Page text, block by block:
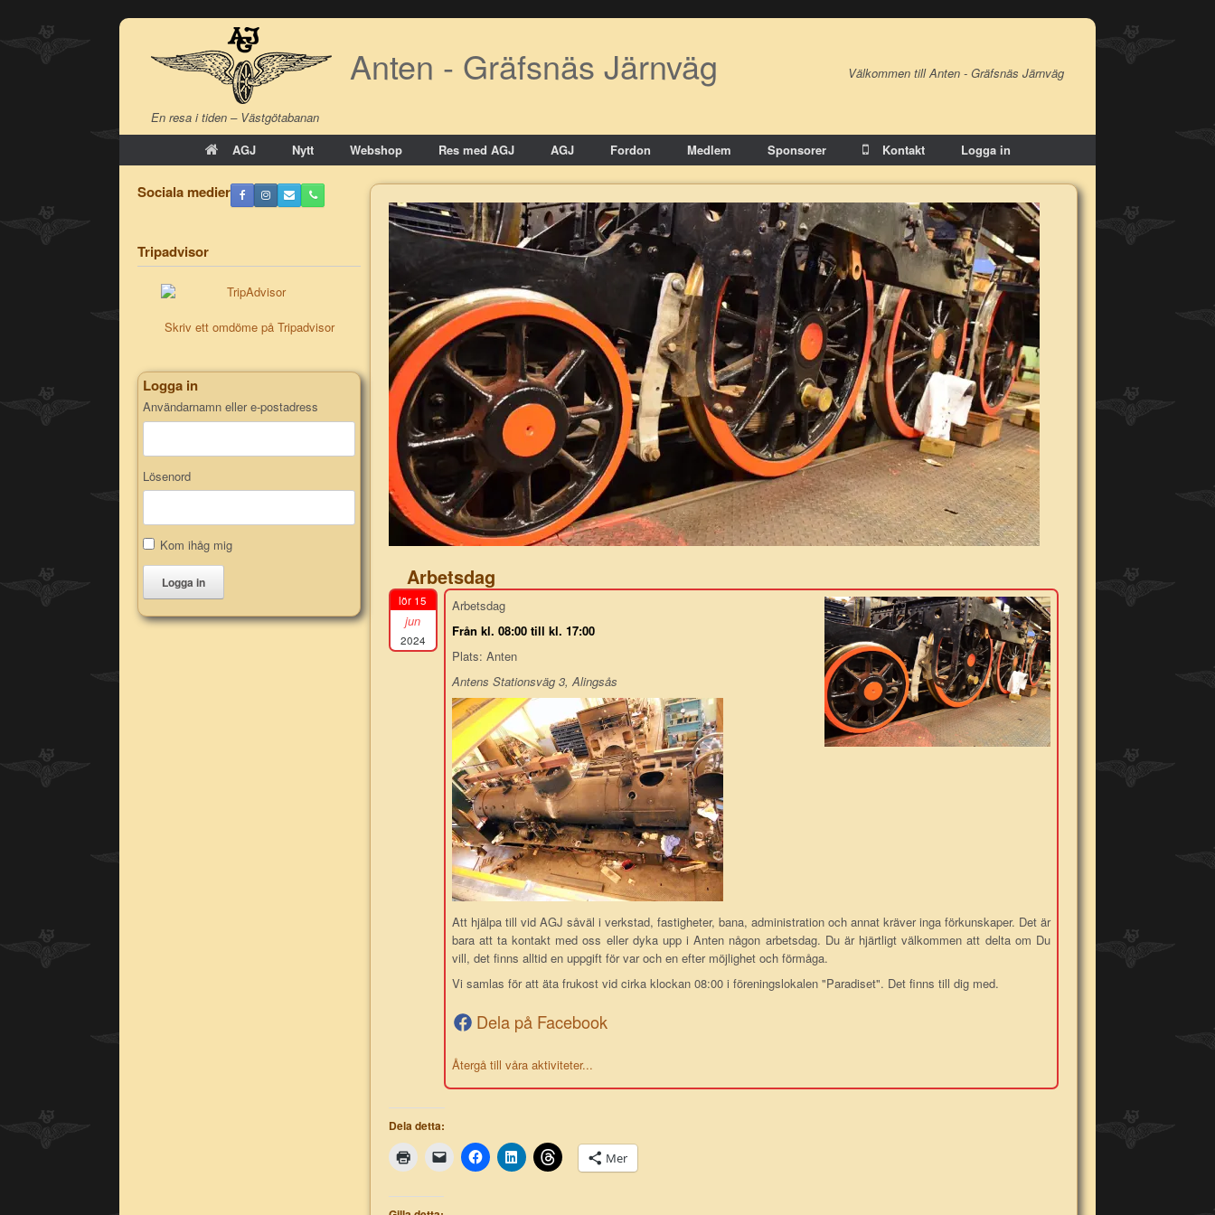
Skip
content
Anten - Gräfsnäs Järnväg
En resa i tiden – Västgötabanan
Välkommen till Anten - Gräfsnäs Järnväg
AGJ Nytt Webshop Res med AGJ AGJ Fordon Medlem Sponsorer Kontakt Logga in
Arbetsdag
lör 15
jun
2024
Arbetsdag
Från kl. 08:00 till kl. 17:00
Plats: Anten
Antens Stationsväg 3, Alingsås
Att hjälpa till vid AGJ såväl i verkstad, fastigheter, bana, administration och annat kräver inga förkunskaper. Det är
bara att ta kontakt med oss eller dyka upp i Anten någon arbetsdag. Du är hjärtligt välkommen att delta om Du
vill, det finns alltid en uppgift för var och en efter möjlighet och förmåga.
Vi samlas för att äta frukost vid cirka klockan 08:00 i föreningslokalen "Paradiset". Det finns till dig med.
Dela på Facebook
Återgå till våra aktiviteter...
Dela detta:
Mer
Sociala medier
Tripadvisor
Skriv ett omdöme på Tripadvisor
Logga in
Användarnamn eller e-postadress
Lösenord
Kom ihåg mig
Logga in